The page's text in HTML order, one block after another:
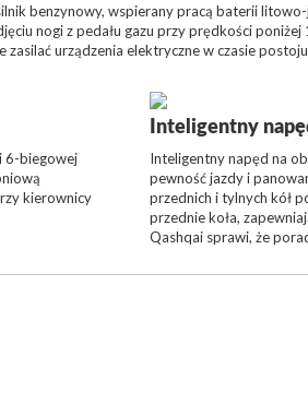
benzynowy, wspierany pracą baterii
nogi z pedału gazu przy prędkości
urządzenia elektryczne w czasie
6-biegowej
kierownicy
Inteligentny
Inteligentny napęd na
pewność jazdy i
przednich i tylnych kół
przednie koła,
Qashqai sprawi, że